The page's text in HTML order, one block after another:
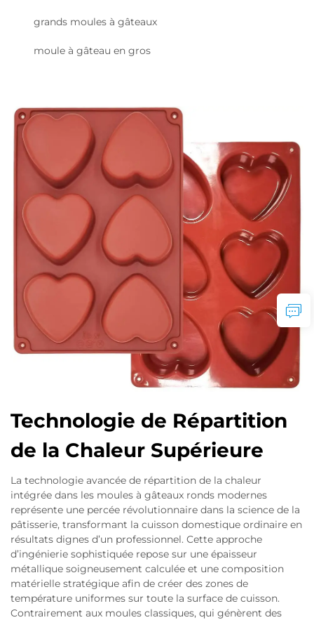
grands moules à gâteaux
moule à gâteau en gros
Technologie de Répartition
de la Chaleur Supérieure
La technologie avancée de répartition de la chaleur
intégrée dans les moules à gâteaux ronds modernes
représente une percée révolutionnaire dans la science de la
pâtisserie, transformant la cuisson domestique ordinaire en
résultats dignes d’un professionnel. Cette approche
d’ingénierie sophistiquée repose sur une épaisseur
métallique soigneusement calculée et une composition
matérielle stratégique afin de créer des zones de
température uniformes sur toute la surface de cuisson.
Contrairement aux moules classiques, qui génèrent des